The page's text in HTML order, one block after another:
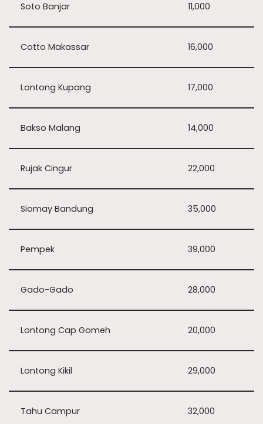
Soto Banjar 11,000
Cotto Makassar 16,000
Lontong Kupang 17,000
Bakso Malang 14,000
Rujak Cingur 22,000
Siomay Bandung 35,000
Pempek 39,000
Gado-Gado 28,000
Lontong Cap Gomeh 20,000
Lontong Kikil 29,000
Tahu Campur 32,000